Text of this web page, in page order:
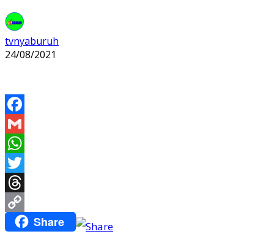
tvnyaburuh
24/08/2021
Facebook
Gmail
WhatsApp
Twitter
Threads
Copy Share